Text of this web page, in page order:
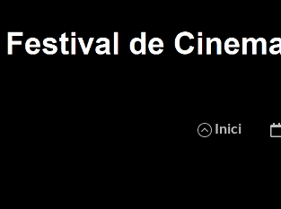
Inici